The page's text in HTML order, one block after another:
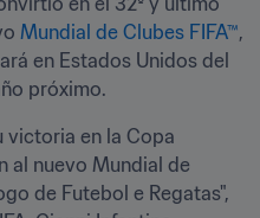
Mundial de Clubes FIFA™,
en Estados Unidos del
próximo.
victoria en la Copa
al nuevo Mundial de
de Futebol e Regatas",